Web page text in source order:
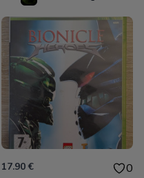
17.90 € 0